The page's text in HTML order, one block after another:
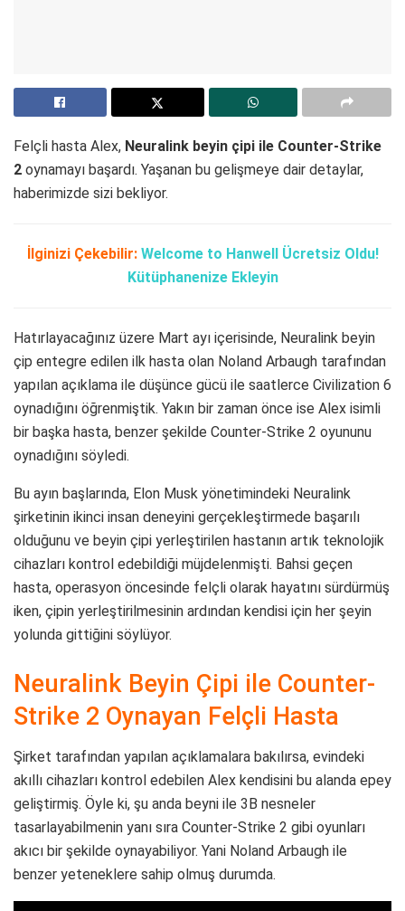
Felçli hasta Alex, Neuralink beyin çipi ile Counter-Strike
2 oynamayı başardı. Yaşanan bu gelişmeye dair detaylar,
haberimizde sizi bekliyor.
İlginizi Çekebilir: Welcome to Hanwell Ücretsiz Oldu!
Kütüphanenize Ekleyin
Hatırlayacağınız üzere Mart ayı içerisinde, Neuralink beyin
çip entegre edilen ilk hasta olan Noland Arbaugh tarafından
yapılan açıklama ile düşünce gücü ile saatlerce Civilization 6
oynadığını öğrenmiştik. Yakın bir zaman önce ise Alex isimli
bir başka hasta, benzer şekilde Counter-Strike 2 oyununu
oynadığını söyledi.
Bu ayın başlarında, Elon Musk yönetimindeki Neuralink
şirketinin ikinci insan deneyini gerçekleştirmede başarılı
olduğunu ve beyin çipi yerleştirilen hastanın artık teknolojik
cihazları kontrol edebildiği müjdelenmişti. Bahsi geçen
hasta, operasyon öncesinde felçli olarak hayatını sürdürmüş
iken, çipin yerleştirilmesinin ardından kendisi için her şeyin
yolunda gittiğini söylüyor.
Neuralink Beyin Çipi ile Counter-
Strike 2 Oynayan Felçli Hasta
Şirket tarafından yapılan açıklamalara bakılırsa, evindeki
akıllı cihazları kontrol edebilen Alex kendisini bu alanda epey
geliştirmiş. Öyle ki, şu anda beyni ile 3B nesneler
tasarlayabilmenin yanı sıra Counter-Strike 2 gibi oyunları
akıcı bir şekilde oynayabiliyor. Yani Noland Arbaugh ile
benzer yeteneklere sahip olmuş durumda.